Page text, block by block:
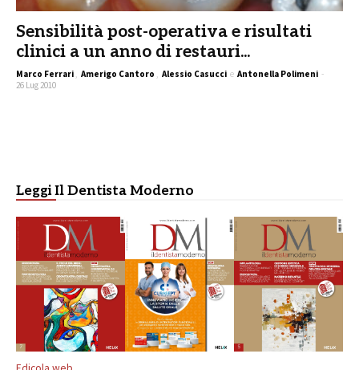
Sensibilità post-operativa e risultati
clinici a un anno di restauri...
Marco Ferrari , Amerigo Cantoro , Alessio Casucci e Antonella Polimeni -
26 Lug 2010
Leggi Il Dentista Moderno